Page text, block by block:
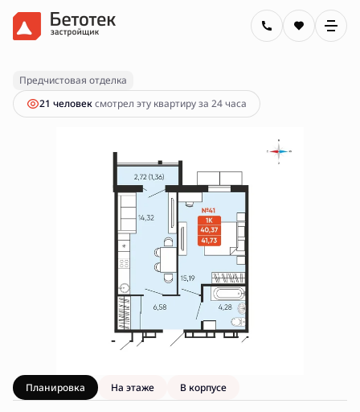
1-комнатная41.73 м 6 450 000 руб.
Предчистовая отделка
21 человексмотрел эту квартиру за 24 часа
Планировка На этаже В корпусе